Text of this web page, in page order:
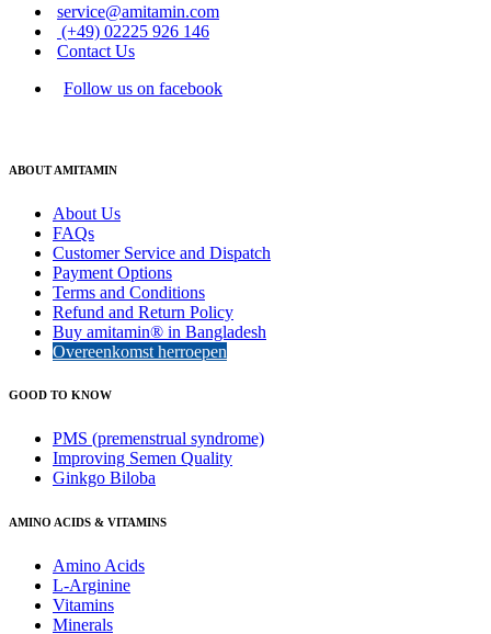
service@amitamin.com
(+49) 02225 926 146
Contact Us
Follow us on facebook
ABOUT AMITAMIN
About Us
FAQs
Customer Service and Dispatch
Payment Options
Terms and Conditions
Refund and Return Policy
Buy amitamin® in Bangladesh
Overeenkomst herroepen
GOOD TO KNOW
PMS (premenstrual syndrome)
Improving Semen Quality
Ginkgo Biloba
AMINO ACIDS & VITAMINS
Amino Acids
L-Arginine
Vitamins
Minerals